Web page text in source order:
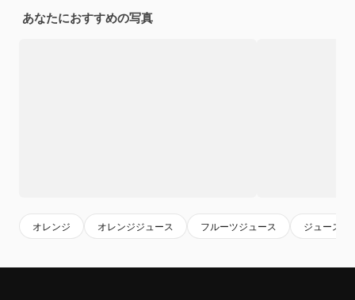
あなたにおすすめの写真
オレンジ オレンジジュース フルーツジュース ジュース